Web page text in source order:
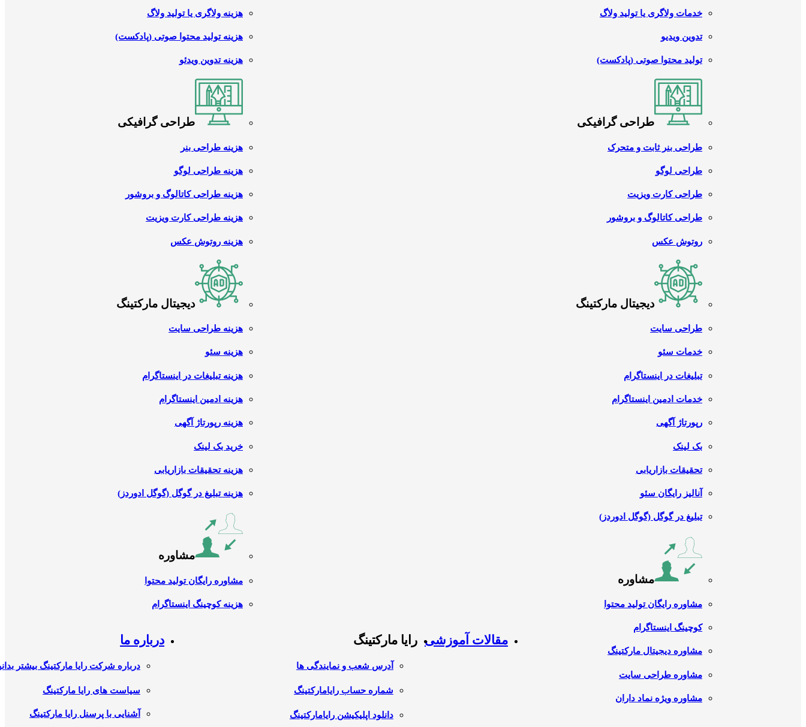
خدمات ولاگری یا تولید ولاگ
تدوین ویدیو
تولید محتوا صوتی (پادکست)
طراحی گرافیکی
طراحی بنر ثابت و متحرک
طراحی لوگو
طراحی کارت ویزیت
طراحی کاتالوگ و بروشور
روتوش عکس
دیجیتال مارکتینگ
طراحی سایت
خدمات سئو
تبلیغات در اینستاگرام
خدمات ادمین اینستاگرام
رپورتاژ آگهی
بک لینک
تحقیقات بازاریابی
آنالیز رایگان سئو
تبلیغ در گوگل (گوگل ادوردز)
مشاوره
مشاوره رایگان تولید محتوا
کوچینگ اینستاگرام
مشاوره دیجیتال مارکتینگ
مشاوره طراحی سایت
مشاوره ویژه نماد داران
هزینه ولاگری یا تولید ولاگ
هزینه تولید محتوا صوتی (پادکست)
هزینه تدوین ویدئو
طراحی گرافیکی
هزینه طراحی بنر
هزینه طراحی لوگو
هزینه طراحی کاتالوگ و بروشور
هزینه طراحی کارت ویزیت
هزینه روتوش عکس
دیجیتال مارکتینگ
هزینه طراحی سایت
هزینه سئو
هزینه تبلیغات در اینستاگرام
هزینه ادمین اینستاگرام
هزینه رپورتاژ آگهی
خرید بک لینک
هزینه تحقیقات بازاریابی
هزینه تبلیغ در گوگل (گوگل ادوردز)
مشاوره
مشاوره رایگان تولید محتوا
هزینه کوچینگ اینستاگرام
مقالات آموزشی رایا مارکتینگ
آدرس شعب و نمایندگی ها
شماره حساب رایامارکتینگ
دانلود اپلیکیشن رایامارکتینگ
درباره ما
درباره شرکت رایا مارکتینگ بیشتر
سیاست های رایا مارکتینگ
آشنایی با پرسنل رایا مارکتینگ